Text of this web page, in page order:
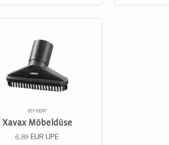
00110247
Xavax Möbeldüse
6,89 EUR UPE